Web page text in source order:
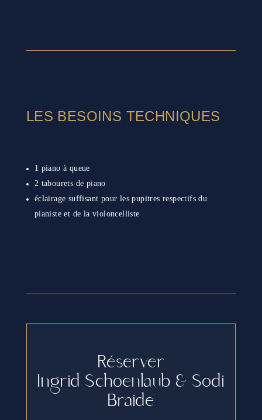
LES BESOINS TECHNIQUES
1 piano à queue
2 tabourets de piano
éclairage suffisant pour les pupitres respectifs du
pianiste et de la violoncelliste
Réserver
Ingrid Schoenlaub & Sodi
Braide